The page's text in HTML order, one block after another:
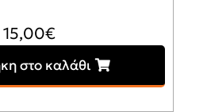
15,00€
στο καλάθι